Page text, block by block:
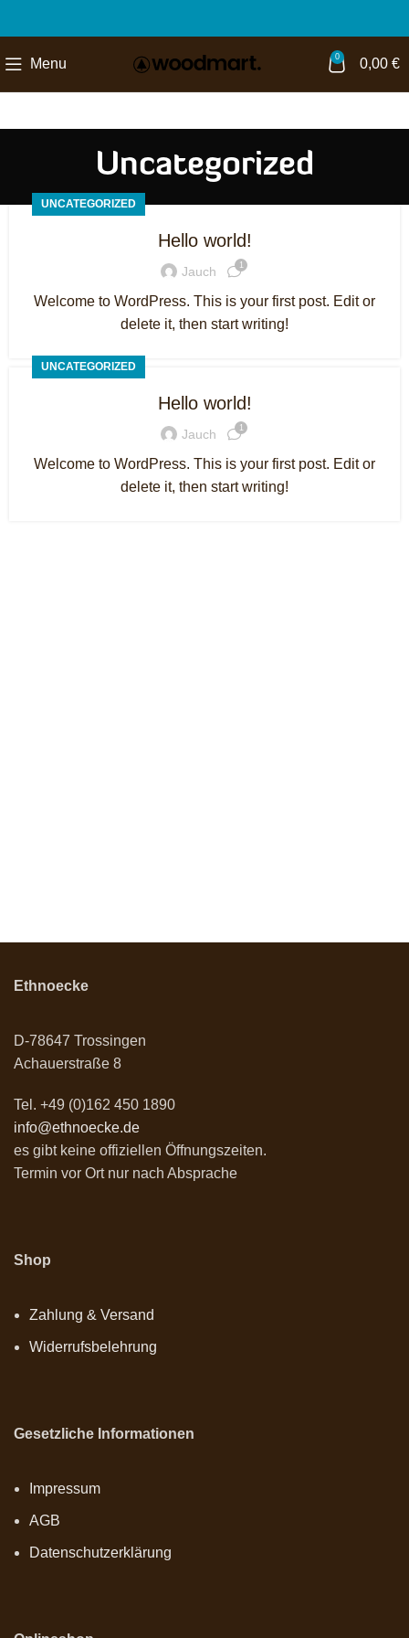
Menu 0 0,00 €
Uncategorized
UNCATEGORIZED
Hello world!
Jauch 1
Welcome to WordPress. This is your first post. Edit or
delete it, then start writing!
UNCATEGORIZED
Hello world!
Jauch 1
Welcome to WordPress. This is your first post. Edit or
delete it, then start writing!
Ethnoecke
D-78647 Trossingen
Achauerstraße 8
Tel. +49 (0)162 450 1890
info@ethnoecke.de
es gibt keine offiziellen Öffnungszeiten.
Termin vor Ort nur nach Absprache
Shop
Zahlung & Versand
Widerrufsbelehrung
Gesetzliche Informationen
Impressum
AGB
Datenschutzerklärung